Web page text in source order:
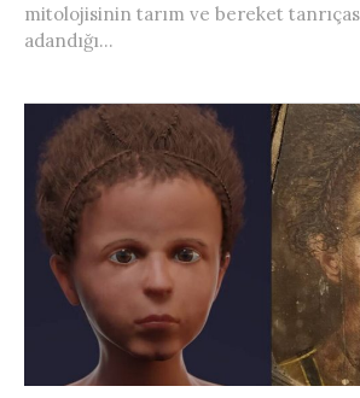
mitolojisinin tarım ve bereket
adandığı...